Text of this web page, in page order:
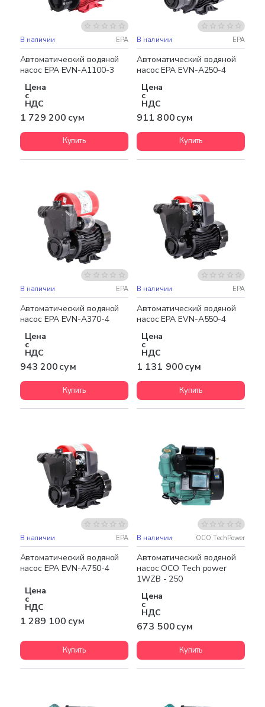
Бесплатная доставка
В наличии EPA
Автоматический водяной
насос EPA EVN-A1100-3
Цена
с
НДС
1 729 200 сум
Купить
В наличии EPA
Автоматический водяной
насос EPA EVN-A250-4
Цена
с
НДС
911 800 сум
Купить
В наличии EPA
Автоматический водяной
насос EPA EVN-A370-4
Цена
с
НДС
943 200 сум
Купить
Бесплатная доставка
В наличии EPA
Автоматический водяной
насос EPA EVN-A550-4
Цена
с
НДС
1 131 900 сум
Купить
Бесплатная доставка
В наличии EPA
Автоматический водяной
насос EPA EVN-A750-4
Цена
с
НДС
1 289 100 сум
Купить
НОВИНКА
В наличии OCO TechPower
Автоматический водяной
насос OCO Tech power
1WZB - 250
Цена
с
НДС
673 500 сум
Купить